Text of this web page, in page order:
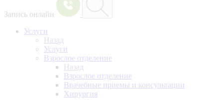
Запись онлайн
Услуги
Назад
Услуги
Взрослое отделение
Назад
Взрослое отделение
Врачебные приемы и консультации
Хирургия